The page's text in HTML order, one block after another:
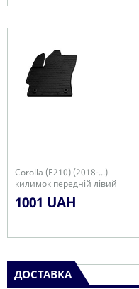
Corolla (E210) (2018-...)
килимок передній лівий
1001 UAH
ДОСТАВКА